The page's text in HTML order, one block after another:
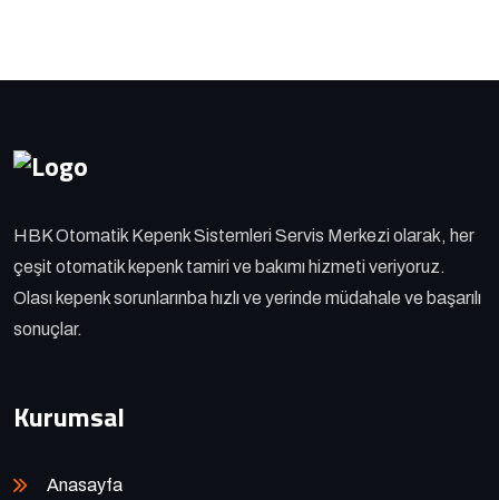
HBK Otomatik Kepenk Sistemleri Servis Merkezi olarak, her
çeşit otomatik kepenk tamiri ve bakımı hizmeti veriyoruz.
Olası kepenk sorunlarınba hızlı ve yerinde müdahale ve başarılı
sonuçlar.
Kurumsal
Anasayfa